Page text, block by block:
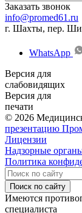
Заказать звонок
info@promed61.ru
г. Шахты, пер.
WhatsApp
Версия для
слабовидящих
Версия для
печати
© 2026
презентацию
Лицензии
Надзорные
Политика
Поиск по сайту
Имеются
специалиста